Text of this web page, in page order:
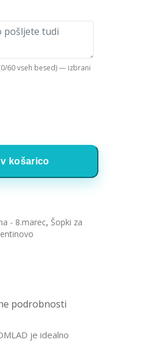
60 vseh besed) — izbrani
v košarico
- 8.marec, Šopki za
podrobnosti
je idealno